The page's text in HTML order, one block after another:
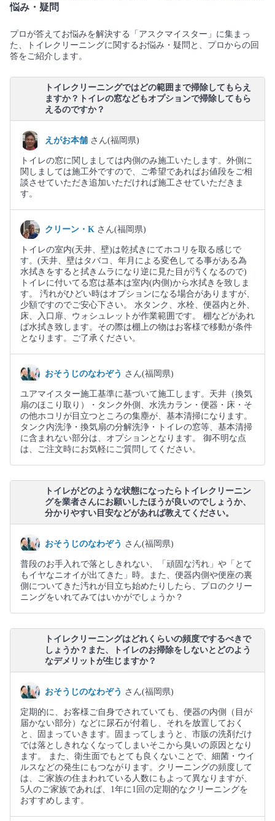
悩み・疑問
プロが答えてお悩みを解決する「アスクマイスター」に集まっ
た、トイレクリーニングに関するお悩み・疑問と、プロからの回
答をご紹介します。
トイレクリーニングではどの範囲まで掃除してもらえ
ますか？トイレの窓などもオプションで掃除してもら
えるのですか？
えがお本舗 さん(福岡県)
トイレの窓に関しましては内側のみ施工いたします。外側に
関しましては施工外ですので、ご希望であればお値段をご相
談させていただき追加いただければ施工させていただきま
す。
クリーン・K さん(福岡県)
トイレの室内(天井、壁)は乾拭きにてホコリを取る感じで
す。(天井、壁はタバコ、年月による変色してる事がある為
水拭きをすると拭きムラになり逆に見た目が汚くなるので)
トイレに付いてる窓は基本は室内(内側)から水拭きを致しま
す。 汚れがひどい時はオプションになる場合がありますが、
少額ですのでご安心下さい。 水タンク、水栓、便器内と外、
床、入口扉、ウォシュレットが作業範囲です。 棚などがあれ
ば水拭き致します。その際は棚上の物はお客様で移動が条件
となります。ご了承ください。
おそうじのなわぞう さん(福岡県)
ユアマイスター施工基準に基づいて施工します。天井（換気
扇のほこり取り）・タンク外側、水洗カラン・便器・床・そ
の他ホコリが目立つところの集塵が、基本清掃になります。
タンク内洗浄・換気扇の分解洗浄・トイレの窓等、基本清掃
に含まれない部分は、オプションとなります。 御不明な点
は、ご注文時にお気軽にご質問してください。
トイレがどのような状態になったらトイレクリーニン
グを業者さんにお願いしたほうが良いのでしょうか、
分かりやすい目安などがあれば教えてください。
おそうじのなわぞう さん(福岡県)
普段のお手入れで落としきれない、「頑固な汚れ」や「とて
もイヤなニオイが出てきた」時。また、便器内側や便座の裏
側についてきた汚れが目立ち始めたりしたら、プロのクリー
ニングをいれてみてはいかがでしょうか？
トイレクリーニングはどれくらいの頻度でするべきで
しょうか？また、トイレのお掃除をしないとどのよう
なデメリットが生じますか？
おそうじのなわぞう さん(福岡県)
定期的に、お客様ご自身でされていても、便器の内側（目が
届かない部分）などに尿石が付着し、それを放置しておく
と、固まっていきます。固まってしまうと、市販の洗剤だけ
では落としきれなくなってしまいそこから臭いの原因となり
ます。 また、衛生面でもとても良くないことで、細菌・ウイ
ルスなどの発生にもつながります。クリーニングの頻度して
は、ご家族の住まわれている人数にもよって異なりますが、
5人のご家族であれば、1年に1回の定期的なクリーニングを
おすすめします。